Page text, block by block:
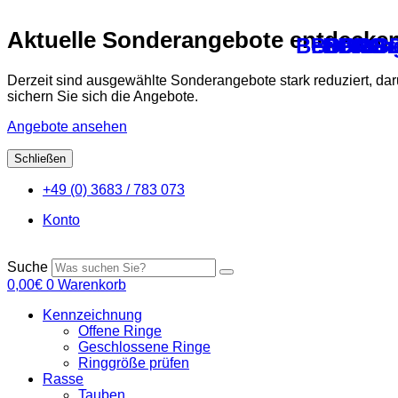
Aktuelle Sonderangebote
Derzeit sind ausgewählte Sonderangebote stark reduziert,
sichern Sie sich die Angebote.
Angebote ansehen
Schließen
Inhalt
+49 (0) 3683 / 783 073
Konto
Suche
0,00€ 0 Warenkorb
Kennzeichnung
Offene Ringe
Geschlossene Ringe
Ringgröße prüfen
Rasse
BDRG
BDRG
BDRG